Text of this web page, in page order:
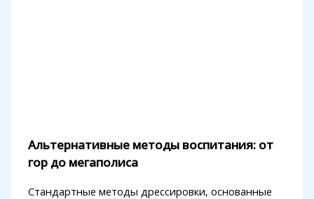
Альтернативные методы воспитания: от
гор до мегаполиса
Стандартные методы дрессировки, основанные